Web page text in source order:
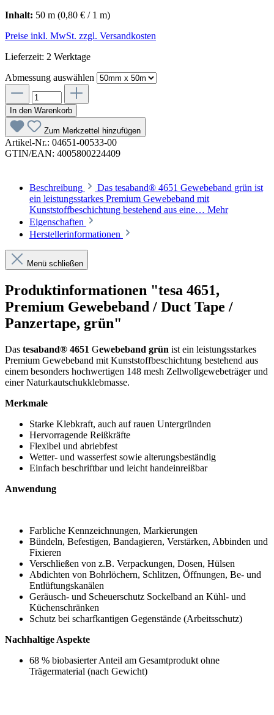
Inhalt: 50 m (0,80 € / 1 m)
Preise inkl. MwSt. zzgl. Versandkosten
Lieferzeit: 2 Werktage
Abmessung auswählen
In den Warenkorb
Zum Merkzettel hinzufügen
Artikel-Nr.: 04651-00533-00
GTIN/EAN: 4005800224409
Beschreibung
Das tesaband® 4651 Gewebeband grün ist
ein leistungsstarkes Premium Gewebeband mit
Kunststoffbeschichtung bestehend aus eine… Mehr
Eigenschaften
Herstellerinformationen
Menü schließen
Produktinformationen "tesa 4651,
Premium Gewebeband / Duct Tape /
Panzertape, grün"
Das tesaband® 4651 Gewebeband grün ist ein leistungsstarkes
Premium Gewebeband mit Kunststoffbeschichtung bestehend aus
einem besonders hochwertigen 148 mesh Zellwollgewebeträger und
einer Naturkautschukklebmasse.
Merkmale
Starke Klebkraft, auch auf rauen Untergründen
Hervorragende Reißkräfte
Flexibel und abriebfest
Wetter- und wasserfest sowie alterungsbeständig
Einfach beschriftbar und leicht handeinreißbar
Anwendung
Farbliche Kennzeichnungen, Markierungen
Bündeln, Befestigen, Bandagieren, Verstärken, Abbinden und
Fixieren
Verschließen von z.B. Verpackungen, Dosen, Hülsen
Abdichten von Bohrlöchern, Schlitzen, Öffnungen, Be- und
Entlüftungskanälen
Geräusch- und Scheuerschutz Sockelband an Kühl- und
Küchenschränken
Schutz bei scharfkantigen Gegenstände (Arbeitsschutz)
Nachhaltige Aspekte
68 % biobasierter Anteil am Gesamtprodukt ohne
Trägermaterial (nach Gewicht)